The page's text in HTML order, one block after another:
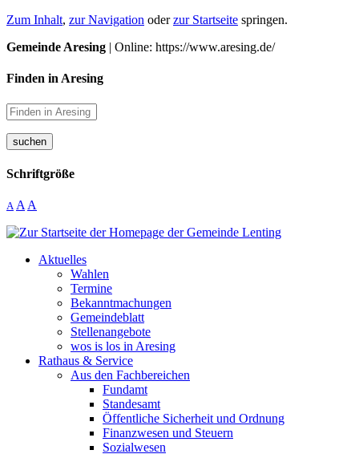
Zum Inhalt, zur Navigation oderzur Startseite springen.
Gemeinde Aresing | Online: https://www.aresing.de/
Finden in Aresing
suchen
Schriftgröße
A A A
Aktuelles
Wahlen
Termine
Bekanntmachungen
Gemeindeblatt
Stellenangebote
wos is los in Aresing
Rathaus & Service
Aus den Fachbereichen
Fundamt
Standesamt
Öffentliche Sicherheit und Ordnung
Finanzwesen und Steuern
Sozialwesen